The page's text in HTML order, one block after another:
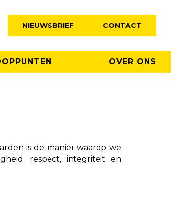
NIEUWSBRIEF CONTACT
OVER ONS
is de manier waarop we
respect, integriteit en